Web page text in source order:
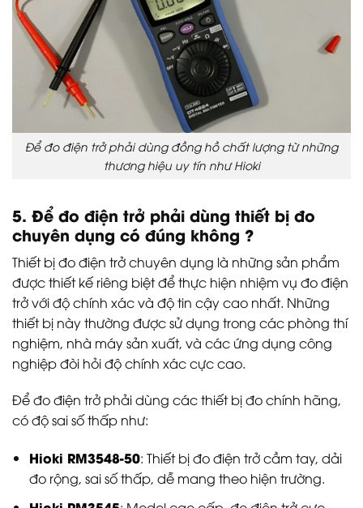
Để đo điện trở phải dùng đồng hồ chất lượng từ những
thương hiệu uy tín như Hioki
5. Để đo điện trở phải dùng thiết bị đo
chuyên dụng có đúng không ?
Thiết bị đo điện trở chuyên dụng là những sản phẩm
được thiết kế riêng biệt để thực hiện nhiệm vụ đo điện
trở với độ chính xác và độ tin cậy cao nhất. Những
thiết bị này thường được sử dụng trong các phòng thí
nghiệm, nhà máy sản xuất, và các ứng dụng công
nghiệp đòi hỏi độ chính xác cực cao.
Để đo điện trở phải dùng các thiết bị đo chính hãng,
có độ sai số thấp như:
Hioki RM3548-50: Thiết bị đo điện trở cầm tay, dải
đo rộng, sai số thấp, dễ mang theo hiện trường.